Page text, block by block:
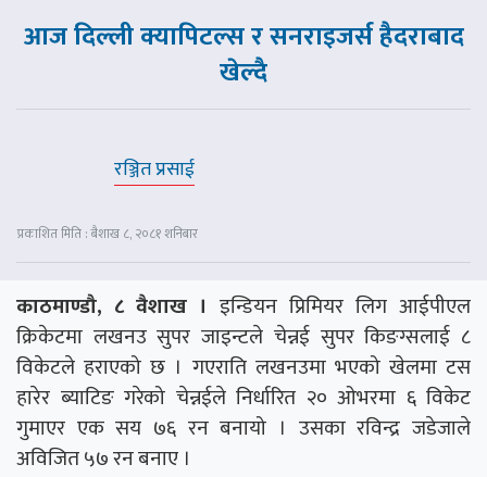
आज दिल्ली क्यापिटल्स र सनराइजर्स हैदराबाद
खेल्दै
रञ्जित प्रसाई
प्रकाशित मिति : बैशाख ८, २०८१ शनिबार
काठमाण्डौ, ८ वैशाख । इन्डियन प्रिमियर लिग आईपीएल
क्रिकेटमा लखनउ सुपर जाइन्टले चेन्नई सुपर किङग्सलाई ८
विकेटले हराएको छ । गएराति लखनउमा भएको खेलमा टस
हारेर ब्याटिङ गरेको चेन्नईले निर्धारित २० ओभरमा ६ विकेट
गुमाएर एक सय ७६ रन बनायो । उसका रविन्द्र जडेजाले
अविजित ५७ रन बनाए ।